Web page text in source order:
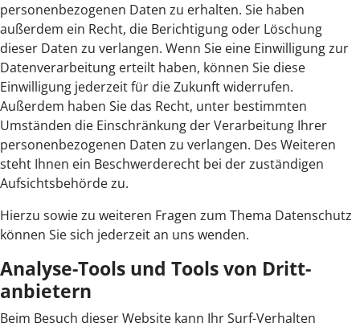
personenbezogenen Daten zu erhalten. Sie haben
außerdem ein Recht, die Berichtigung oder Löschung
dieser Daten zu verlangen. Wenn Sie eine Einwilligung zur
Datenverarbeitung erteilt haben, können Sie diese
Einwilligung jederzeit für die Zukunft widerrufen.
Außerdem haben Sie das Recht, unter bestimmten
Umständen die Einschränkung der Verarbeitung Ihrer
personenbezogenen Daten zu verlangen. Des Weiteren
steht Ihnen ein Beschwerderecht bei der zuständigen
Aufsichtsbehörde zu.
Hierzu sowie zu weiteren Fragen zum Thema Datenschutz
können Sie sich jederzeit an uns wenden.
Analyse-Tools und Tools von Dritt­
anbietern
Beim Besuch dieser Website kann Ihr Surf-Verhalten